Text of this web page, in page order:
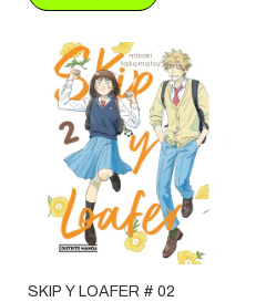
SKIP Y LOAFER # 02